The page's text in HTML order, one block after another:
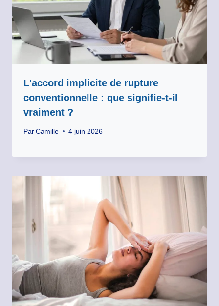
L'accord implicite de rupture
conventionnelle : que signifie-t-il
vraiment ?
Par Camille 4 juin 2026